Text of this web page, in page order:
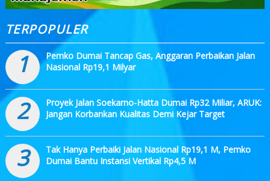
TERPOPULER
1
Pemko Dumai Tancap Gas, Anggaran Perbaikan Jalan
Nasional Rp19,1 Milyar
2
Proyek Jalan Soekarno-Hatta Dumai Rp32 Miliar, ARUK:
Jangan Korbankan Kualitas Demi Kejar Target
3
Tak Hanya Perbaiki Jalan Nasional Rp19,1 M, Pemko
Dumai Bantu Instansi Vertikal Rp4,5 M